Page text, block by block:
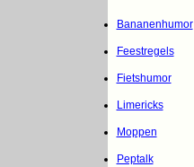
Bananenhumor
Feestregels
Fietshumor
Limericks
Moppen
Peptalk